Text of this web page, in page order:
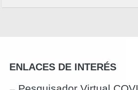
ENLACES DE INTERÉS